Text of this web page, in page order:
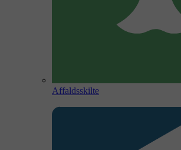
Affaldsskilte